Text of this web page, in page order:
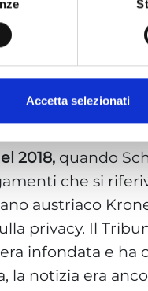
Accetta selezionati
2018, quando
che si
austriaco
privacy. Il
infondata e ha
la notizia era